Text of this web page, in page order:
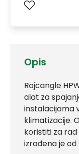
Opis
Rojcangle
alat za
instalacijama
klimatizacije.
koristiti za
izrađena je